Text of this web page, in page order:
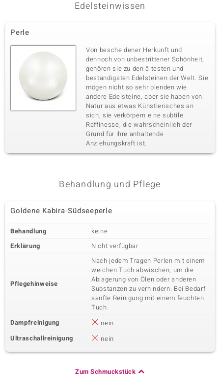
Edelsteinwissen
Perle
Von bescheidener Herkunft und
dennoch von unbestrittener Schönheit,
gehören sie zu den ältesten und
beständigsten Edelsteinen der Welt. Sie
mögen nicht so sehr blenden wie
andere Edelsteine, aber sie haben von
Natur aus etwas Künstlerisches an
sich, sie verkörpern eine subtile
Raffinesse, die wahrscheinlich der
Grund für ihre anhaltende
Anziehungskraft ist.
Behandlung und Pflege
Goldene Kabira-Südseeperle
Behandlung
keine
Erklärung
Nicht verfügbar
Pflegehinweise
Nach jedem Tragen Perlen mit einem
weichen Tuch abwischen, um die
Ablagerung von Ölen oder anderen
Substanzen zu verhindern. Bei Bedarf
sanfte Reinigung mit einem feuchten
Tuch.
Dampfreinigung
nein
Ultraschallreinigung
nein
Zum Schmuckstück